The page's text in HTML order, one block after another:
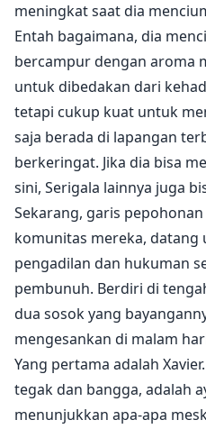
meningkat saat dia
Entah bagaimana, dia
bercampur dengan aroma
untuk dibedakan dari
tetapi cukup kuat untuk
saja berada di lapangan
berkeringat. Jika dia bisa
sini, Serigala lainnya juga
Sekarang, garis
komunitas mereka, datang
pengadilan dan hukuman
pembunuh. Berdiri di
dua sosok yang
mengesankan di malam
Yang pertama adalah
tegak dan bangga, adalah
menunjukkan apa-apa